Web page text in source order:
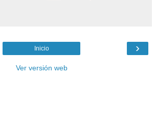
›
Inicio
Ver versión web